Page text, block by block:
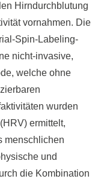
Hirndurchblutung
vornahmen. Die
Spin-Labeling-
nicht-invasive,
welche ohne
wurden
ermittelt,
menschlichen
und
die Kombination